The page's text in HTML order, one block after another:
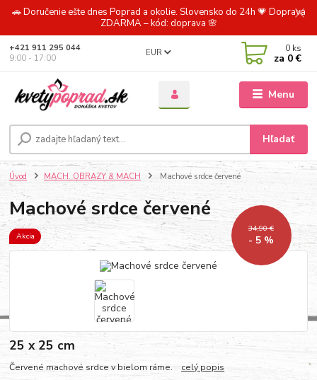
🚗 Doručenie ešte dnes Poprad a okolie. Slovensko do 24h 💗 Doprava
ZDARMA – kód: doprava 🌸
Menu
EUR
Hľadať
+421 911 295 044
9:00 - 17:00
0 ks
za 0 €
Úvod MACH. OBRAZY & MACH Machové srdce červené
Machové srdce červené
Akcia
34,90 €
- 5 %
25 x 25 cm
Červené machové srdce v bielom ráme. celý popis